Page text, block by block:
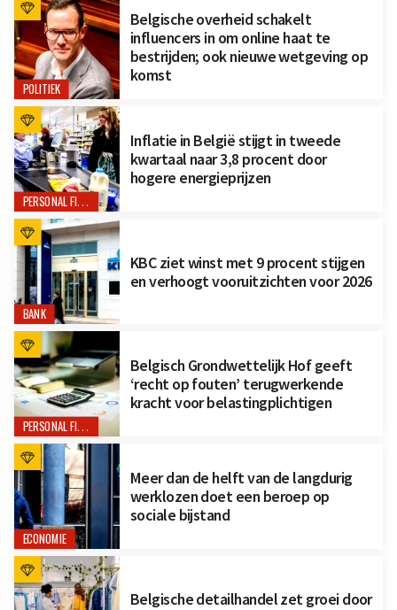
POLITIEK
Belgische overheid schakelt
influencers in om online haat te
bestrijden; ook nieuwe wetgeving op
komst
PERSONAL FINANCE
Inflatie in België stijgt in tweede
kwartaal naar 3,8 procent door
hogere energieprijzen
BANK
KBC ziet winst met 9 procent stijgen
en verhoogt vooruitzichten voor 2026
PERSONAL FINANCE
Belgisch Grondwettelijk Hof geeft
‘recht op fouten’ terugwerkende
kracht voor belastingplichtigen
ECONOMIE
Meer dan de helft van de langdurig
werklozen doet een beroep op
sociale bijstand
Belgische detailhandel zet groei door